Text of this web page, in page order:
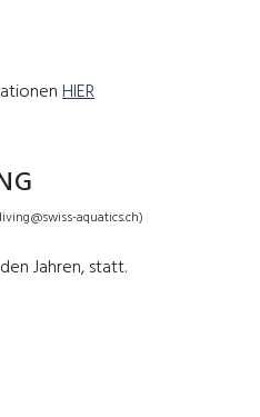
HIER
aquatics.ch)
Jahren, statt.